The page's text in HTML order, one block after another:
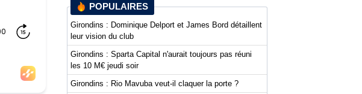
POPULAIRES
Girondins : Dominique Delport et James Bord détaillent
leur vision du club
Girondins : Sparta Capital n'aurait toujours pas réuni
les 10 M€ jeudi soir
Girondins : Rio Mavuba veut-il claquer la porte ?